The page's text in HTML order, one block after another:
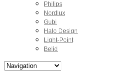
Philips
Nordlux
Gubi
Halo Design
Light-Point
Belid